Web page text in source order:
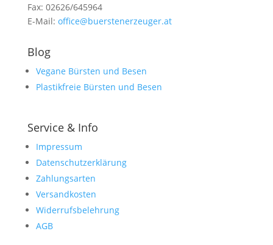
Fax: 02626/645964
E-Mail: office@buerstenerzeuger.at
Blog
Vegane Bürsten und Besen
Plastikfreie Bürsten und Besen
Service & Info
Impressum
Datenschutzerklärung
Zahlungsarten
Versandkosten
Widerrufsbelehrung
AGB